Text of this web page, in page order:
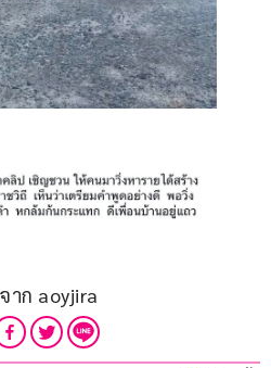
ก aoyjira